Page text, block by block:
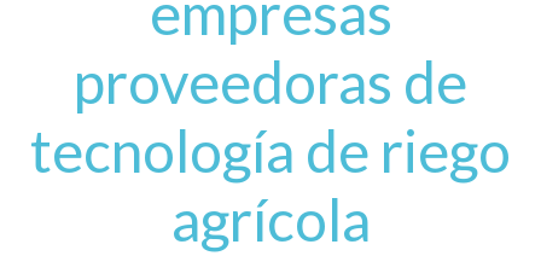
proveedoras de
tecnología de riego
agrícola